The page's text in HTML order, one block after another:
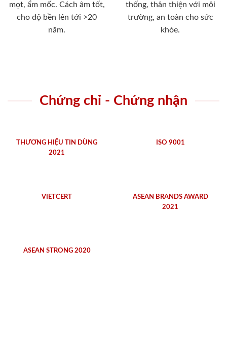
mọt, ẩm mốc. Cách âm tốt,
cho độ bền lên tới >20
năm.
thống, thân thiện với môi
trường, an toàn cho sức
khỏe.
Chứng chỉ - Chứng nhận
THƯƠNG HIỆU TIN DÙNG
2021
ISO 9001
VIETCERT
ASEAN BRANDS AWARD
2021
ASEAN STRONG 2020